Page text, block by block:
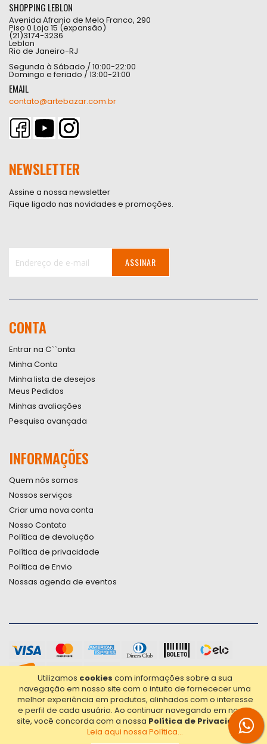
Utilizamos cookies com informações sobre a sua
navegação em nosso site com o intuito de fornececer uma
melhor experiência em produtos, alinhados com o interesse
e perfil de cada usuário. Ao continuar navegando em nosso
site, você concorda com a nossa Política de Privacidade.
Leia aqui nossa Política...
SHOPPING LEBLON
Avenida Afranio de Melo Franco, 290
Piso 0 Loja 15 (expansão)
(21)3174-3236
Leblon
Rio de Janeiro-RJ
Segunda à Sábado / 10:00-22:00
Domingo e feriado / 13:00-21:00
EMAIL
contato@artebazar.com.br
NEWSLETTER
Assine a nossa newsletter
Fique ligado nas novidades e promoções.
Newsletter:
ASSINAR
CONTA
Entrar na C``onta
Minha Conta
Minha lista de desejos
Meus Pedidos
Minhas avaliações
Pesquisa avançada
INFORMAÇÕES
Quem nós somos
Nossos serviços
Criar uma nova conta
Nosso Contato
Política de devolução
Política de privacidade
Política de Envio
Nossas agenda de eventos
2021© Copyright Poligrafica Bazar Ltda- CNPJ 42.500.090/0001-